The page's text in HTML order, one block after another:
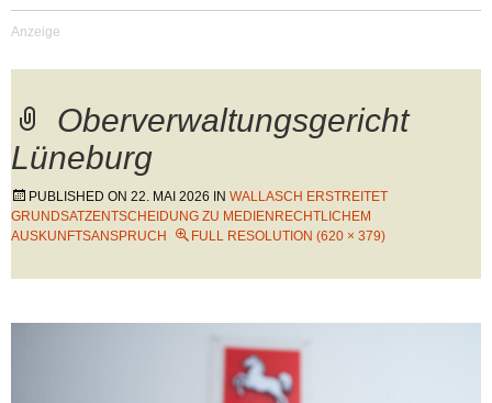
Oberverwaltungsgericht
Lüneburg
PUBLISHED ON 22. MAI 2026 IN WALLASCH ERSTREITET
GRUNDSATZENTSCHEIDUNG ZU MEDIENRECHTLICHEM
AUSKUNFTSANSPRUCH
FULL RESOLUTION (620 × 379)